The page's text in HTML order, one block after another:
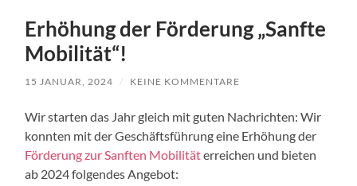
Erhöhung der Förderung „Sanfte
Mobilität“!
15 JANUAR, 2024 / KEINE KOMMENTARE
Wir starten das Jahr gleich mit guten Nachrichten: Wir
konnten mit der Geschäftsführung eine Erhöhung der
Förderung zur Sanften Mobilitäterreichen und bieten
ab 2024 folgendes Angebot: